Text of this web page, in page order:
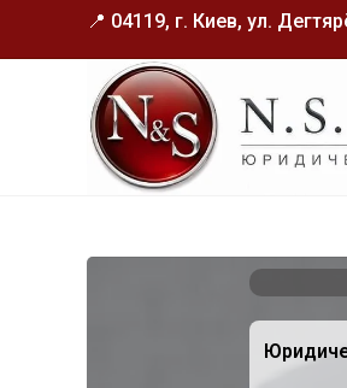
📍 04119, г. Киев, ул.